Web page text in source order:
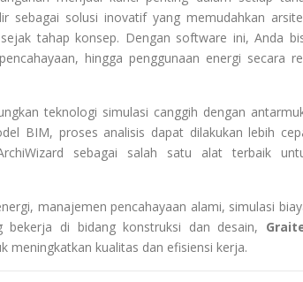
sebagai solusi inovatif yang memudahkan
tahap konsep. Dengan software ini, Anda
hingga penggunaan energi secara
teknologi simulasi canggih dengan
BIM, proses analisis dapat dilakukan lebih
sebagai salah satu alat terbaik
manajemen pencahayaan alami, simulasi
di bidang konstruksi dan desain,
meningkatkan kualitas dan efisiensi kerja.